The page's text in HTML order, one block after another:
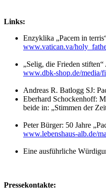
Links:
Enzyklika „Pacem in
www.vatican.va/
„Selig, die Frieden
www.dbk-shop.de/
Andreas R. Batlogg SJ:
Eberhard Schockenhoff:
beide in: „Stimmen der
Peter Bürger: 50 Jahre
www.lebenshaus-alb.de/
Eine ausführliche
Pressekontakte: